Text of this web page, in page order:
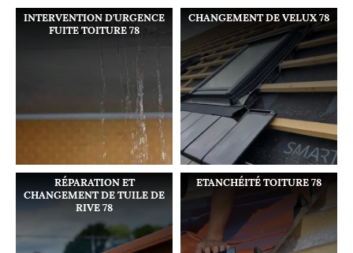
INTERVENTION D'URGENCE
FUITE TOITURE 78
CHANGEMENT DE VELUX 78
RÉPARATION ET
CHANGEMENT DE TUILE DE
RIVE 78
ETANCHÉITÉ TOITURE 78